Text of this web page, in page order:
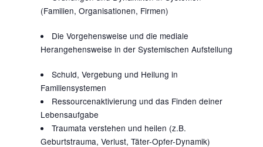
(Familien, Organisationen, Firmen)
Die Vorgehensweise und die mediale
Herangehensweise in der Systemischen Aufstellung
Schuld, Vergebung und Heilung in
Familiensystemen
Ressourcenaktivierung und das Finden deiner
Lebensaufgabe
Traumata verstehen und heilen (z.B.
Geburtstrauma, Verlust, Täter-Opfer-Dynamik)